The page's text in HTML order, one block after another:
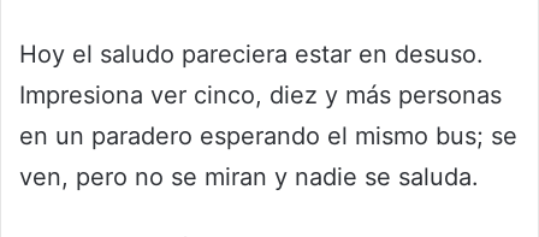
Hoy el saludo pareciera estar en desuso.
Impresiona ver cinco, diez y más personas
en un paradero esperando el mismo bus; se
ven, pero no se miran y nadie se saluda.